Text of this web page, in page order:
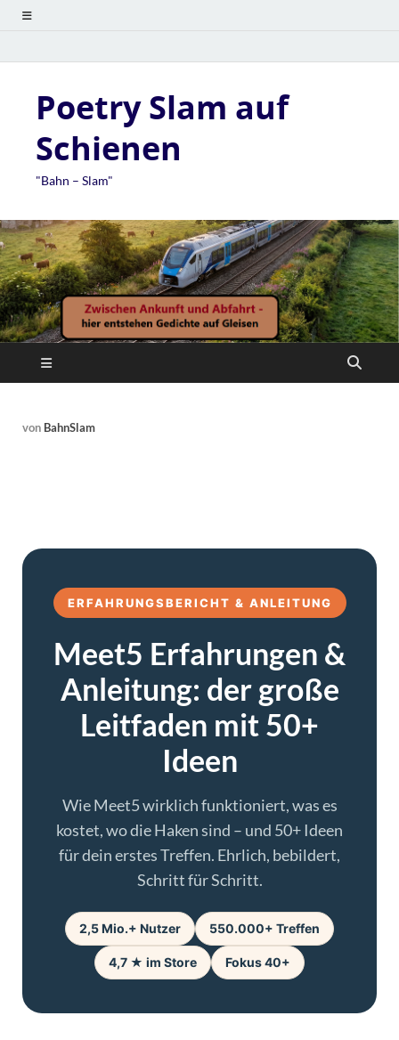
Poetry Slam auf
Schienen
"Bahn – Slam"
von BahnSlam
ERFAHRUNGSBERICHT & ANLEITUNG
Meet5 Erfahrungen &
Anleitung: der große
Leitfaden mit 50+
Ideen
Wie Meet5 wirklich funktioniert, was es
kostet, wo die Haken sind – und 50+ Ideen
für dein erstes Treffen. Ehrlich, bebildert,
Schritt für Schritt.
2,5 Mio.+ Nutzer 550.000+ Treffen
4,7 ★ im Store Fokus 40+